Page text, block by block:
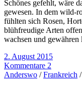
Schönes gefehlt, wäre
gewesen. In dem wild-
fühlten sich Rosen,
blühfreudige Arten
wachsen und gewähren
2. August 2015
Kommentare 2
Anderswo /Frankreich /